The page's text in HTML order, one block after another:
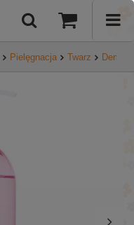
Pielęgnacja Twarz